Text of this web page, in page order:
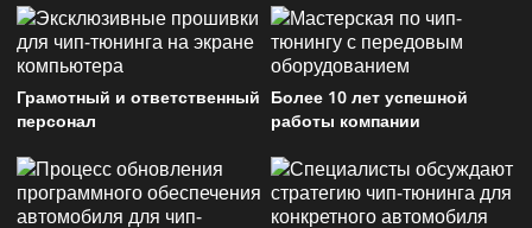
Грамотный и ответственный
персонал
Более 10 лет успешной
работы компании